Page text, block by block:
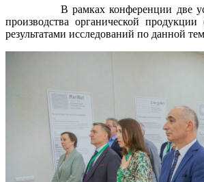
В рамках конференции две устные
производства органической
результатами исследований по данной